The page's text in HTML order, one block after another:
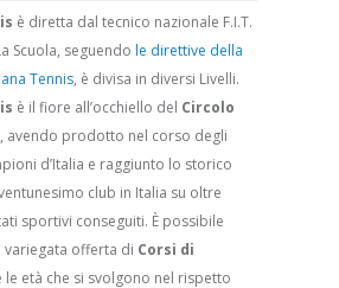
è diretta dal tecnico nazionale F.I.T.
Scuola, seguendo le direttive della
Tennis, è divisa in diversi Livelli.
è il fiore all’occhiello del Circolo
, avendo prodotto nel corso degli
d’Italia e raggiunto lo storico
club in Italia su oltre
sportivi conseguiti. È possibile
variegata offerta di Corsi di
le età che si svolgono nel rispetto